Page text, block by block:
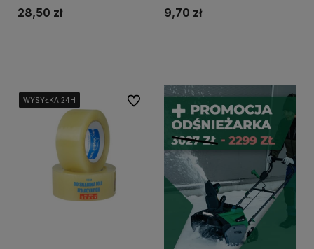
28,50 zł 9,70 zł
WYSYŁKA 24H
WYSYŁKA 24H Do ulubionych